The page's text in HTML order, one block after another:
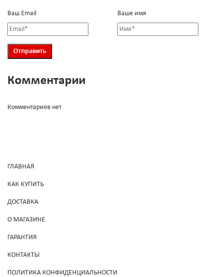
Ваш Email Ваше имя
Комментарии
Комментариев нет
ГЛАВНАЯ
КАК КУПИТЬ
ДОСТАВКА
О МАГАЗИНЕ
ГАРАНТИЯ
КОНТАКТЫ
ПОЛИТИКА КОНФИДЕНЦИАЛЬНОСТИ